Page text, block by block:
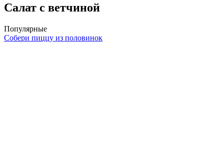
Салат с ветчиной
Популярные
Собери пиццу из половинок